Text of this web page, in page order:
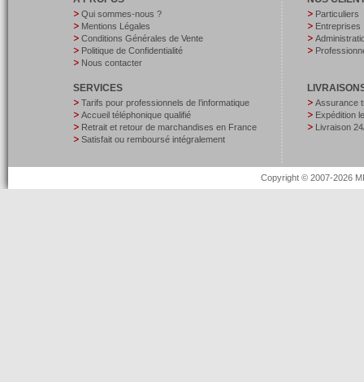
Qui sommes-nous ?
Mentions Légales
Conditions Générales de Vente
Politique de Confidentialité
Nous contacter
SERVICES
Tarifs pour professionnels de l’informatique
Accueil téléphonique qualifié
Retrait et retour de marchandises en France
Satisfait ou remboursé intégralement
Particuliers
Entreprises
Assurance
Expédition
Livraison
Copyright © 2007-2026